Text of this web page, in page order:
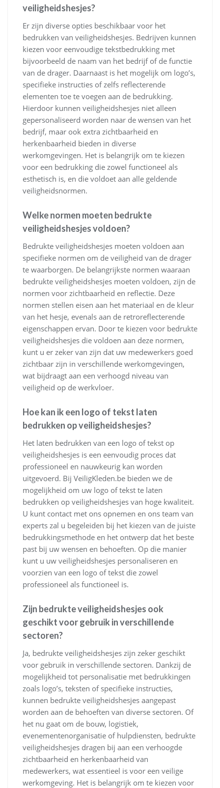
veiligheidshesjes?
Er zijn diverse opties beschikbaar voor het
bedrukken van veiligheidshesjes. Bedrijven kunnen
kiezen voor eenvoudige tekstbedrukking met
bijvoorbeeld de naam van het bedrijf of de functie
van de drager. Daarnaast is het mogelijk om logo’s,
specifieke instructies of zelfs reflecterende
elementen toe te voegen aan de bedrukking.
Hierdoor kunnen veiligheidshesjes niet alleen
gepersonaliseerd worden naar de wensen van het
bedrijf, maar ook extra zichtbaarheid en
herkenbaarheid bieden in diverse
werkomgevingen. Het is belangrijk om te kiezen
voor een bedrukking die zowel functioneel als
esthetisch is, en die voldoet aan alle geldende
veiligheidsnormen.
Welke normen moeten bedrukte
veiligheidshesjes voldoen?
Bedrukte veiligheidshesjes moeten voldoen aan
specifieke normen om de veiligheid van de drager
te waarborgen. De belangrijkste normen waaraan
bedrukte veiligheidshesjes moeten voldoen, zijn de
normen voor zichtbaarheid en reflectie. Deze
normen stellen eisen aan het materiaal en de kleur
van het hesje, evenals aan de retroreflecterende
eigenschappen ervan. Door te kiezen voor bedrukte
veiligheidshesjes die voldoen aan deze normen,
kunt u er zeker van zijn dat uw medewerkers goed
zichtbaar zijn in verschillende werkomgevingen,
wat bijdraagt aan een verhoogd niveau van
veiligheid op de werkvloer.
Hoe kan ik een logo of tekst laten
bedrukken op veiligheidshesjes?
Het laten bedrukken van een logo of tekst op
veiligheidshesjes is een eenvoudig proces dat
professioneel en nauwkeurig kan worden
uitgevoerd. Bij VeiligKleden.be bieden we de
mogelijkheid om uw logo of tekst te laten
bedrukken op veiligheidshesjes van hoge kwaliteit.
U kunt contact met ons opnemen en ons team van
experts zal u begeleiden bij het kiezen van de juiste
bedrukkingsmethode en het ontwerp dat het beste
past bij uw wensen en behoeften. Op die manier
kunt u uw veiligheidshesjes personaliseren en
voorzien van een logo of tekst die zowel
professioneel als functioneel is.
Zijn bedrukte veiligheidshesjes ook
geschikt voor gebruik in verschillende
sectoren?
Ja, bedrukte veiligheidshesjes zijn zeker geschikt
voor gebruik in verschillende sectoren. Dankzij de
mogelijkheid tot personalisatie met bedrukkingen
zoals logo’s, teksten of specifieke instructies,
kunnen bedrukte veiligheidshesjes aangepast
worden aan de behoeften van diverse sectoren. Of
het nu gaat om de bouw, logistiek,
evenementenorganisatie of hulpdiensten, bedrukte
veiligheidshesjes dragen bij aan een verhoogde
zichtbaarheid en herkenbaarheid van
medewerkers, wat essentieel is voor een veilige
werkomgeving. Het is belangrijk om te kiezen voor